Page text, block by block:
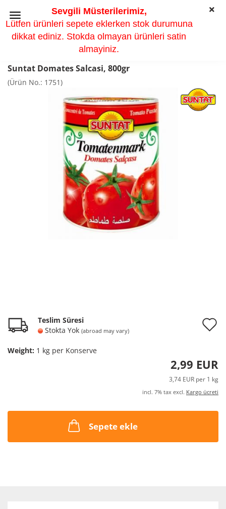
Sevgili Müsterilerimiz,
Lütfen ürünleri sepete eklerken stok durumuna
dikkat ediniz. Stokda olmayan ürünleri satin
almayiniz.
Suntat Domates Salcasi, 800gr
(Ürün No.: 1751)
Teslim Süresi
Stokta Yok (abroad may vary)
Weight: 1 kg per Konserve
2,99 EUR
3,74 EUR per 1 kg
incl. 7% tax excl. Kargo ücreti
Sepete ekle